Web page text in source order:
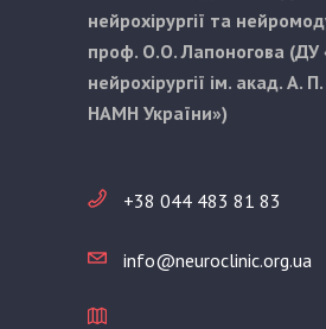
нейрохірургії та
проф. О.О. Лапоногова (ДУ
нейрохірургії ім. акад. А.
НАМН України»)
+38 044 483 81 83
info@neuroclinic.org.ua